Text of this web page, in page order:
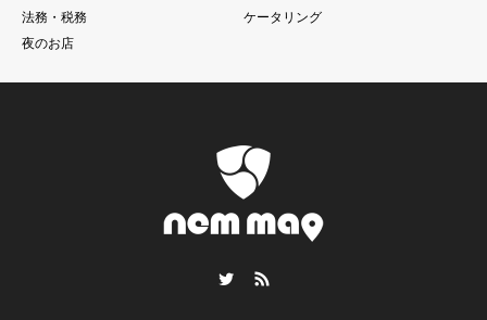
法務・税務
ケータリング
夜のお店